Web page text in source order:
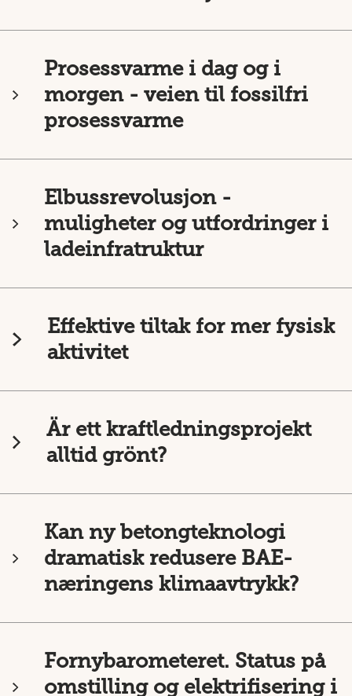
Prosessvarme i dag og i
morgen - veien til fossilfri
prosessvarme
Elbussrevolusjon -
muligheter og utfordringer i
ladeinfratruktur
Effektive tiltak for mer fysisk
aktivitet
Är ett kraftledningsprojekt
alltid grönt?
Kan ny betongteknologi
dramatisk redusere BAE-
næringens klimaavtrykk?
Fornybarometeret. Status på
omstilling og elektrifisering i